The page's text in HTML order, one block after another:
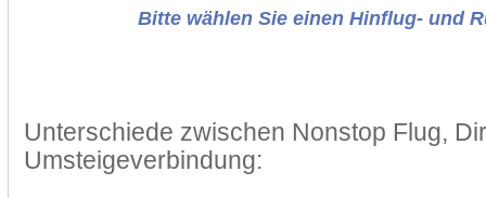
Bitte wählen Sie einen Hinflug- und
Unterschiede zwischen Nonstop Flug,
Umsteigeverbindung: